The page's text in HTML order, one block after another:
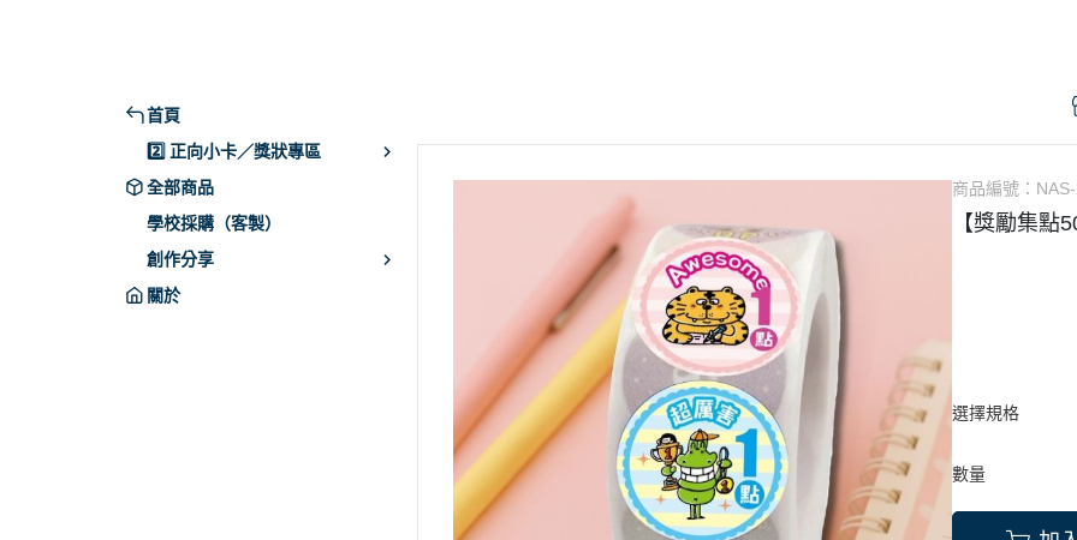
首頁
2️⃣ 正向小卡／獎狀專區
全部商品
學校採購（客製）
創作分享
關於
商品編號：
【獎勵集點
選擇規格
數量